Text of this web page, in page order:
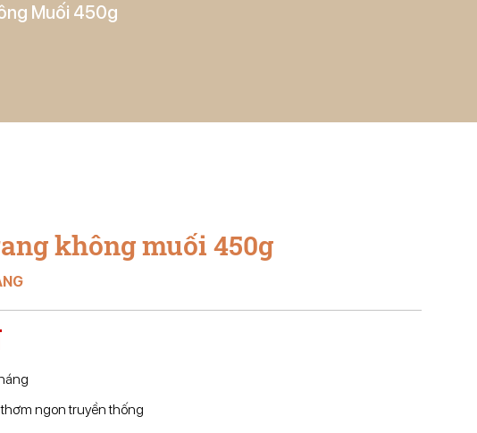
Muối 450g
không muối 450g
ngon truyền thống